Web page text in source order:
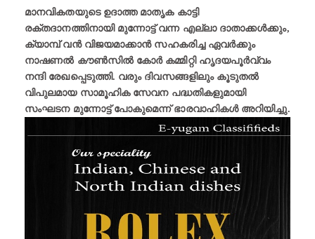
മാനവികതയുടെ ഉദാത്ത മാതൃക കാട്ടി
രക്തദാനത്തിനായി മുന്നോട്ട് വന്ന എല്ലാ ദാതാക്കൾക്കും,
ക്യാമ്പ് വൻ വിജയമാക്കാൻ സഹകരിച്ച ഏവർക്കും
നാഷണൽ കൗൺസിൽ കോർ കമ്മിറ്റി ഹൃദയപൂർവ്വം
നന്ദി രേഖപ്പെടുത്തി. വരും ദിവസങ്ങളിലും കൂടുതൽ
വിപുലമായ സാമൂഹിക സേവന പദ്ധതികളുമായി
സംഘടന മുന്നോട്ട് പോകുമെന്ന് ഭാരവാഹികൾ അറിയിച്ചു.